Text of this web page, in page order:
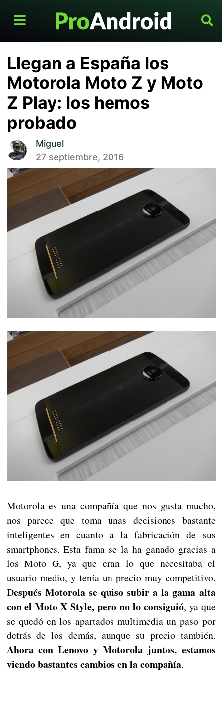
Llegan a España los
Motorola Moto Z y Moto
Z Play: los hemos
probado
Miguel
27 septiembre, 2016
Motorola es una compañía que nos gusta mucho,
nos parece que toma unas decisiones bastante
inteligentes en cuanto a la fabricación de sus
smartphones. Esta fama se la ha ganado gracias a
los Moto G, ya que eran lo que necesitaba el
usuario medio, y tenía un precio muy competitivo.
Después Motorola se quiso subir a la gama alta
con el Moto X Style, pero no lo consiguió, ya que
se quedó en los apartados multimedia un paso por
detrás de los demás, aunque su precio también.
Ahora con Lenovo y Motorola juntos, estamos
viendo bastantes cambios en la compañía.